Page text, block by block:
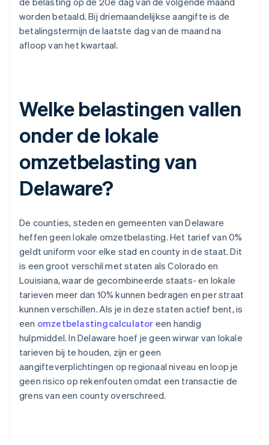
worden betaald. Bij driemaandelijkse aangifte is de
betalingstermijn de laatste dag van de maand na
afloop van het kwartaal.
Welke belastingen vallen
onder de lokale
omzetbelasting van
Delaware?
De counties, steden en gemeenten van Delaware
heffen geen lokale omzetbelasting. Het tarief van 0%
geldt uniform voor elke stad en county in de staat. Dit
is een groot verschil met staten als Colorado en
Louisiana, waar de gecombineerde staats- en lokale
tarieven meer dan 10% kunnen bedragen en per straat
kunnen verschillen. Als je in deze staten actief bent, is
een omzetbelastingcalculator een handig
hulpmiddel. In Delaware hoef je geen wirwar van lokale
tarieven bij te houden, zijn er geen
aangifteverplichtingen op regionaal niveau en loop je
geen risico op rekenfouten omdat een transactie de
grens van een county overschreed.